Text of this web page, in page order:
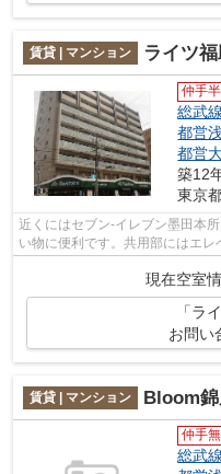
賃貸 | マンション ライツ
仲手
総武線
都営
都営
築12
東京
近くにはセブン-イレブン墨田本
い物に便利です。共用部にはエ
おりとても充実しています。最寄
現在空室
「ラ
お問い
賃貸 | マンション Bloom
仲手
総武線